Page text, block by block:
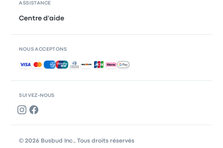
SUIVEZ-NOUS
ASSISTANCE
Centre d'aide
NOUS ACCEPTONS
Paiements acceptés
© 2026 Busbud Inc., Tous droits réservés